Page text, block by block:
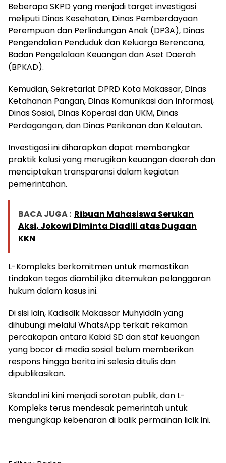
Beberapa SKPD yang menjadi target investigasi
meliputi Dinas Kesehatan, Dinas Pemberdayaan
Perempuan dan Perlindungan Anak (DP3A), Dinas
Pengendalian Penduduk dan Keluarga Berencana,
Badan Pengelolaan Keuangan dan Aset Daerah
(BPKAD).
Kemudian, Sekretariat DPRD Kota Makassar, Dinas
Ketahanan Pangan, Dinas Komunikasi dan Informasi,
Dinas Sosial, Dinas Koperasi dan UKM, Dinas
Perdagangan, dan Dinas Perikanan dan Kelautan.
Investigasi ini diharapkan dapat membongkar
praktik kolusi yang merugikan keuangan daerah dan
menciptakan transparansi dalam kegiatan
pemerintahan.
BACA JUGA : Ribuan Mahasiswa Serukan
Aksi, Jokowi Diminta Diadili atas Dugaan
KKN
L-Kompleks berkomitmen untuk memastikan
tindakan tegas diambil jika ditemukan pelanggaran
hukum dalam kasus ini.
Di sisi lain, Kadisdik Makassar Muhyiddin yang
dihubungi melalui WhatsApp terkait rekaman
percakapan antara Kabid SD dan staf keuangan
yang bocor di media sosial belum memberikan
respons hingga berita ini selesia ditulis dan
dipublikasikan.
Skandal ini kini menjadi sorotan publik, dan L-
Kompleks terus mendesak pemerintah untuk
mengungkap kebenaran di balik permainan licik ini.